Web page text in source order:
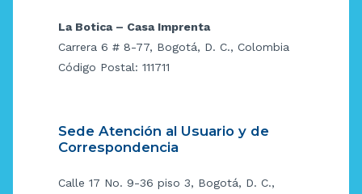
La Botica – Casa Imprenta
Carrera 6 # 8-77, Bogotá, D. C., Colombia
Código Postal: 111711
Sede Atención al Usuario y de
Correspondencia
Calle 17 No. 9-36 piso 3, Bogotá, D. C.,